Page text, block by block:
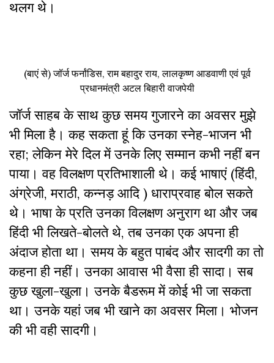
थलग थे।
(बाएं से) जॉर्ज फर्नांडिस, राम बहादुर राय, लालकृष्ण आडवाणी एवं पूर्व
प्रधानमंत्री अटल बिहारी वाजपेयी
जॉर्ज साहब के साथ कुछ समय गुजारने का अवसर मुझे
भी मिला है। कह सकता हूं कि उनका स्नेह-भाजन भी
रहा; लेकिन मेरे दिल में उनके लिए सम्मान कभी नहीं बन
पाया। वह विलक्षण प्रतिभाशाली थे। कई भाषाएं (हिंदी,
अंग्रेजी, मराठी, कन्नड़ आदि ) धाराप्रवाह बोल सकते
थे। भाषा के प्रति उनका विलक्षण अनुराग था और जब
हिंदी भी लिखते-बोलते थे, तब उनका एक अपना ही
अंदाज होता था। समय के बहुत पाबंद और सादगी का तो
कहना ही नहीं। उनका आवास भी वैसा ही सादा। सब
कुछ खुला-खुला। उनके बैडरूम में कोई भी जा सकता
था। उनके यहां जब भी खाने का अवसर मिला। भोजन
की भी वही सादगी।